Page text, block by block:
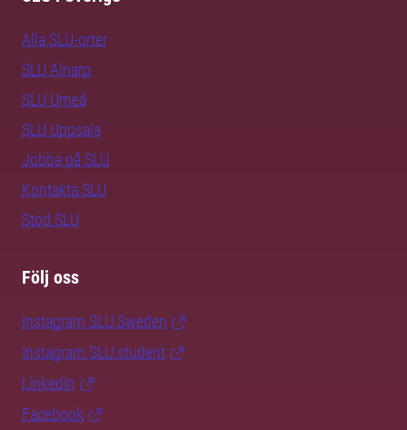
Alla SLU-orter
SLU Alnarp
SLU Umeå
SLU Uppsala
Jobba på SLU
Kontakta SLU
Stöd SLU
Följ oss
Instagram SLU.Sweden
Instagram SLU.student
LinkedIn
Facebook